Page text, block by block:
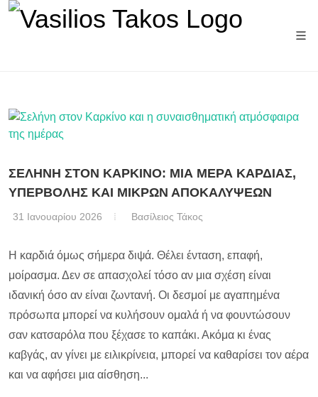
Άρθρα αστρολογίας
ΣΕΛΗΝΗ ΣΤΟΝ ΚΑΡΚΙΝΟ: ΜΙΑ ΜΕΡΑ ΚΑΡΔΙΑΣ,
ΥΠΕΡΒΟΛΗΣ ΚΑΙ ΜΙΚΡΩΝ ΑΠΟΚΑΛΥΨΕΩΝ
31 Ιανουαρίου 2026 Βασίλειος Τάκος
Η καρδιά όμως σήμερα διψά. Θέλει ένταση, επαφή,
μοίρασμα. Δεν σε απασχολεί τόσο αν μια σχέση είναι
ιδανική όσο αν είναι ζωντανή. Οι δεσμοί με αγαπημένα
πρόσωπα μπορεί να κυλήσουν ομαλά ή να φουντώσουν
σαν κατσαρόλα που ξέχασε το καπάκι. Ακόμα κι ένας
καβγάς, αν γίνει με ειλικρίνεια, μπορεί να καθαρίσει τον αέρα
και να αφήσει μια αίσθηση...